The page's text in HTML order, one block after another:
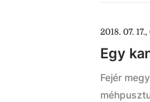
2018. 07.
Egy
Fejér